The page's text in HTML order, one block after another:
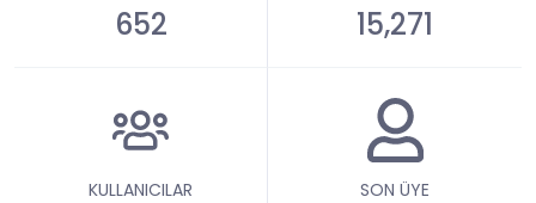
652 15,271
KULLANICILAR SON ÜYE